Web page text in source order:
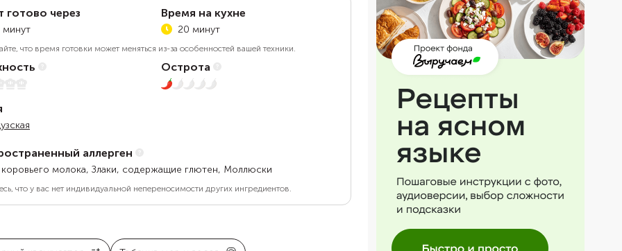
готово через
минут
Время на кухне
20 минут
что время готовки может меняться из-за особенностей вашей техники.
Острота
1 из 5
аллерген
молока, Злаки, содержащие глютен, Моллюски
что у вас нет индивидуальной непереносимости других ингредиентов.